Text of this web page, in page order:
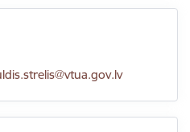
pasts: